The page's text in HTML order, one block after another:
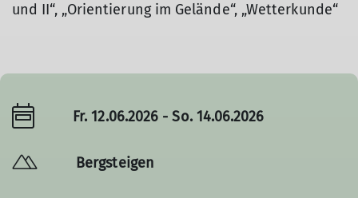
und II“, „Orientierung im Gelände“, „Wetterkunde“
Fr. 12.06.2026 - So. 14.06.2026
Bergsteigen